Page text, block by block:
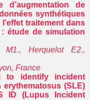
d’augmentation de
synthétiques
traitement dans
étude de simulation
M1., Herquelot E2.,
France
to identify incident
(SLE)
ID (Lupus Incident